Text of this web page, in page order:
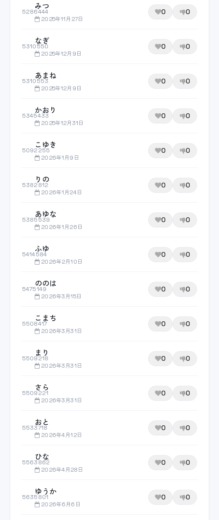
5286444
みつ
2025年11月27日
0 0
5310550
なぎ
2025年12月9日
0 0
5310553
あまね
2025年12月9日
0 0
5345433
かおり
2025年12月31日
0 0
5092255
こゆき
2026年1月9日
0 0
5382812
りの
2026年1月24日
0 0
5385539
あゆな
2026年1月26日
0 0
5414584
ふゆ
2026年2月10日
0 0
5475149
ののは
2026年3月15日
0 0
5508417
こまち
2026年3月31日
0 0
5509218
まり
2026年3月31日
0 0
5509221
さら
2026年3月31日
0 0
5533718
おと
2026年4月12日
0 0
5563862
ひな
2026年4月28日
0 0
5635801
ゆうか
2026年6月6日
0 0